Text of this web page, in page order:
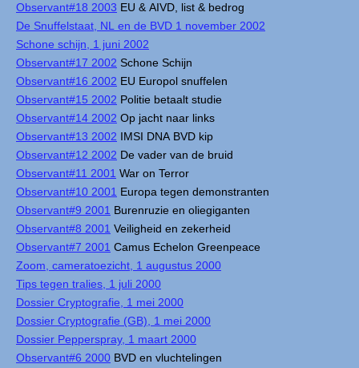
Observant#18 2003 EU & AIVD, list & bedrog
De Snuffelstaat, NL en de BVD 1 november 2002
Schone schijn, 1 juni 2002
Observant#17 2002 Schone Schijn
Observant#16 2002 EU Europol snuffelen
Observant#15 2002 Politie betaalt studie
Observant#14 2002 Op jacht naar links
Observant#13 2002 IMSI DNA BVD kip
Observant#12 2002 De vader van de bruid
Observant#11 2001 War on Terror
Observant#10 2001 Europa tegen demonstranten
Observant#9 2001 Burenruzie en oliegiganten
Observant#8 2001 Veiligheid en zekerheid
Observant#7 2001 Camus Echelon Greenpeace
Zoom, cameratoezicht, 1 augustus 2000
Tips tegen tralies, 1 juli 2000
Dossier Cryptografie, 1 mei 2000
Dossier Cryptografie (GB), 1 mei 2000
Dossier Pepperspray, 1 maart 2000
Observant#6 2000 BVD en vluchtelingen